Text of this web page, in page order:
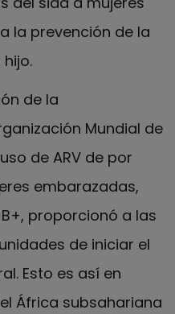
la prevención de la
de la
Mundial de
de ARV de por
embarazadas,
proporcionó a las
de iniciar el
Esto es así en
África subsahariana